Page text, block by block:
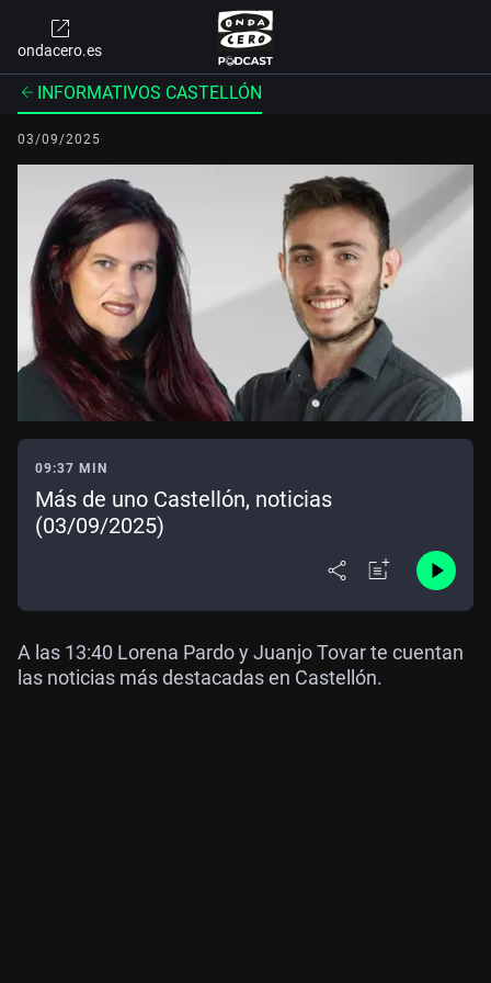
ondacero.es
INFORMATIVOS CASTELLÓN
03/09/2025
09:37 MIN
Más de uno Castellón, noticias
(03/09/2025)
A las 13:40 Lorena Pardo y Juanjo Tovar te cuentan
las noticias más destacadas en Castellón.